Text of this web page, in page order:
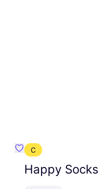
Favoritos {nombre}
C
Happy Socks